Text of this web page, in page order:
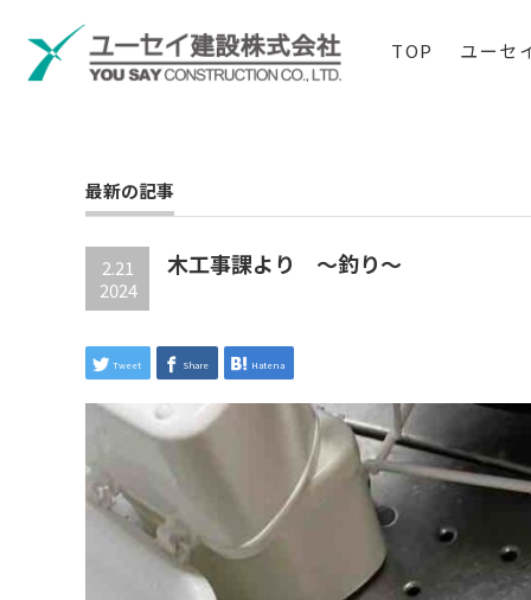
TOP ユーセ
最新の記事
2.21
2024
木工事課より ～釣り～
Tweet Share Hatena